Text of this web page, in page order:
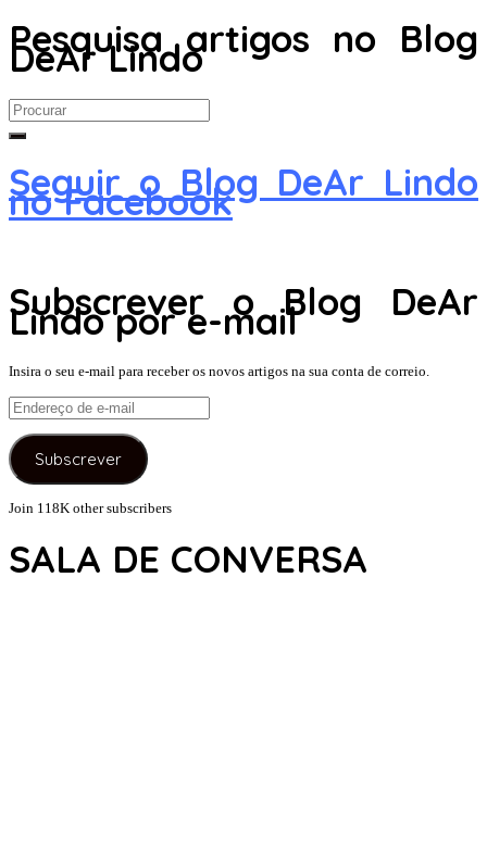
Pesquisa artigos no Blog
DeAr Lindo
Search
for:
Seguir o Blog DeAr Lindo
no Facebook
Subscrever o Blog DeAr
Lindo por e-mail
Insira o seu e-mail para receber os novos artigos na sua conta de correio.
Endereço
de
e-
mail
Subscrever
Join 118K other subscribers
SALA DE CONVERSA